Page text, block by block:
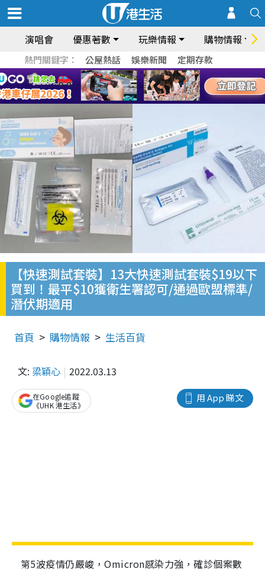
演唱會 優惠著數 玩樂情報 購物情報
熱門關鍵字： 公屋熱話 娛樂新聞 定期存款
【快速測試套裝】13大快速測試套裝$19以下
買到！最平$10獲衛生署認可/通過歐盟標準/
潛伏期適用
首頁 購物情報 生活百貨
文: 梁穎心 2022.03.13
用 App 睇文
在Google追蹤
《UHK 港生活》
第5波疫情仍嚴峻，Omicron感染力強，確診個案數